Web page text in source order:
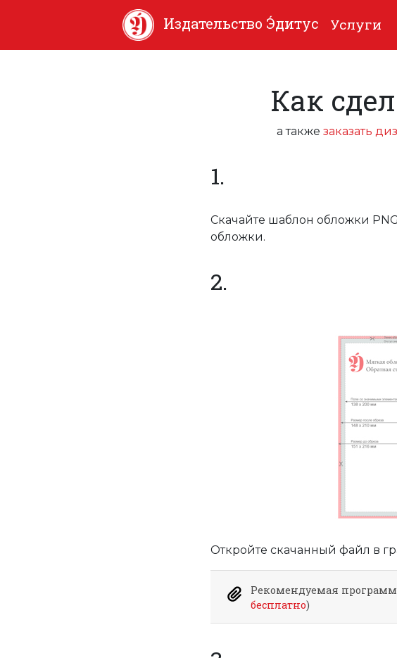
Издательство Э́дитус Услуги
Как
а также заказать
1.
Скачайте шаблон обложки
обложки.
2.
Откройте скачанный файл в
Рекомендуемая
бесплатно)